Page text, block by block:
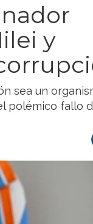
y
sea un
polémico fallo